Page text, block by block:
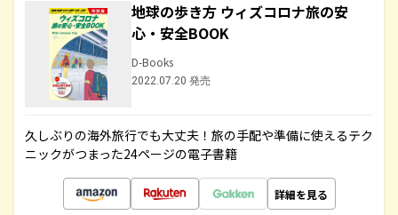
地球の歩き方 ウィズコロナ旅の安
心・安全BOOK
D-Books
2022.07.20 発売
久しぶりの海外旅行でも大丈夫！旅の手配や準備に使えるテク
ニックがつまった24ページの電子書籍
詳細を見る